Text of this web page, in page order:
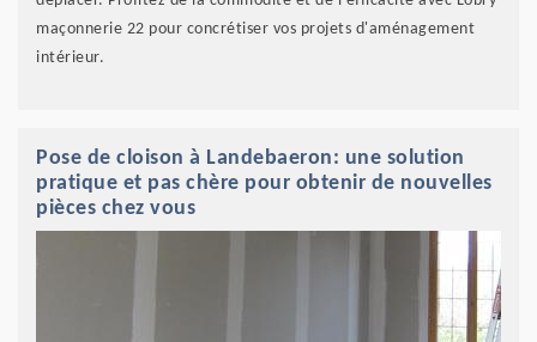
maçonnerie 22 pour concrétiser vos projets d'aménagement
intérieur.
Pose de cloison à Landebaeron: une solution
pratique et pas chère pour obtenir de nouvelles
pièces chez vous